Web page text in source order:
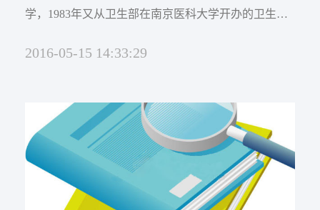
学，1983年又从卫生部在南京医科大学开办的卫生学
过要做医院管理。1987年有幸考取上海医科大学卫生
学位，毕业后到咸宁地区卫生局医政科，开始了医院
职业管理的生涯。1991年借调湖北省卫生厅医政处从
事初...
2016-05-15 14:33:29